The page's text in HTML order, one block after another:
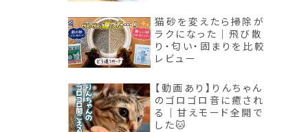
猫砂を変えたら掃除が
ラクになった｜飛び散
り・匂い・固まりを比較
レビュー
【動画あり】りんちゃん
のゴロゴロ音に癒され
る｜甘えモード全開で
した🐱